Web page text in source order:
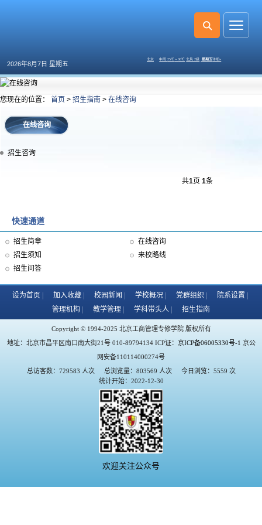
2026年8月7日 星期五
快速通道
招生简章
在线咨询
招生须知
来校路线
招生问答
您现在的位置： 首页 > 招生指南 > 在线咨询
在线咨询
招生咨询
共1页 1条
设为首页 加入收藏 校园新闻 学校概况 党群组织
院系设置
管理机构
教学管理 学科带头人 招生指南
Copyright © 1994-2025 北京工商管理专修学院 版权所有
地址：北京市昌平区南口南大街21号 010-89794134 ICP证： 京ICP备06005330号-1 京公
网安备110114000274号
总访客数：729583 人次
总浏览量：803569 人次
今日浏览：5559 次
统计开始：2022-12-30
欢迎关注公众号